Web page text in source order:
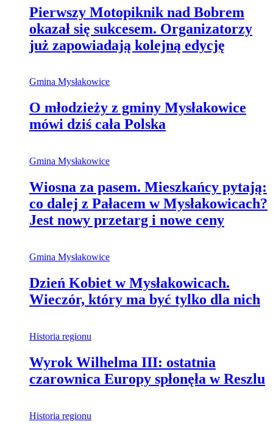
Pierwszy Motopiknik nad Bobrem
okazał się sukcesem. Organizatorzy
już zapowiadają kolejną edycję
Gmina Mysłakowice
O młodzieży z gminy Mysłakowice
mówi dziś cała Polska
Gmina Mysłakowice
Wiosna za pasem. Mieszkańcy pytają:
co dalej z Pałacem w Mysłakowicach?
Jest nowy przetarg i nowe ceny
Gmina Mysłakowice
Dzień Kobiet w Mysłakowicach.
Wieczór, który ma być tylko dla nich
Historia regionu
Wyrok Wilhelma III: ostatnia
czarownica Europy spłonęła w Reszlu
Historia regionu